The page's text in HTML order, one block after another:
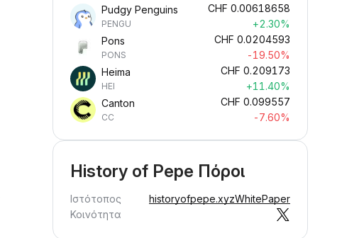
Pudgy Penguins
PENGU
CHF 0.00618658
+2.30%
Pons
PONS
CHF 0.0204593
-19.50%
Heima
HEI
CHF 0.209173
+11.40%
Canton
CC
CHF 0.099557
-7.60%
History of Pepe Πόροι
Ιστότοπος historyofpepe.xyzWhitePaper
Κοινότητα